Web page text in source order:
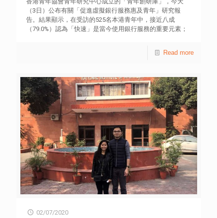
（3日）公布有關「促進虛擬銀行服務惠及青年」研究報
告。結果顯示，在受訪的525名本港青年中，接近八成
（79.0%）認為「快速」是當今使用銀行服務的重要元素；
年認為「協助資金少嘅客戶建立個人財務計劃」
理財。 上述研究以實地意見調查方式，於今年4月30日至5
月6日期間，訪問525名18至39歲本港青年。結果發現，略
多於七成（73.0%）曾聽聞「虛擬銀行」【表11】。另受訪
青年認為虛擬銀行服務的好處是「快速」（63.6%），其次
是「全天候24小時服務」（35.0%）及「無地點限制」
（24.6%）。 不過，受訪青年對虛擬銀行的整體信心不
足，只有對「虛擬銀行的電子交易系統」的信心高過一半，
平均分為 5.35 分；對「存款入虛擬銀行」、「虛擬銀行獲
得足夠監管」及「虛擬銀行的個人資料保安」的信心平均分
別為4.77分、4.72分及4.55分，略低於一半（0至10分計算，
10為非常有信心）【表12】。虛擬銀行最令他們擔心的是
「網絡安全不足」（53.1%）及「私隱保障不足」
（48.6%），其次是「監管不足」（37.9%）及「銀行實力或
20名18至39歲的青年個案，包括活躍的銀行服務使用者及企
Read more
02/07/2020